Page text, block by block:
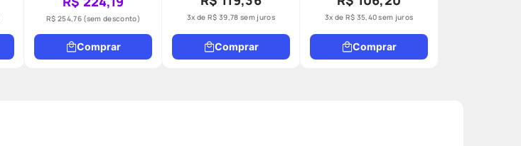
R$ 254,76 (sem desconto)
Comprar
3x deR$ 39,78 sem juros
Comprar
3x de R$ 35,40sem juros
Comprar